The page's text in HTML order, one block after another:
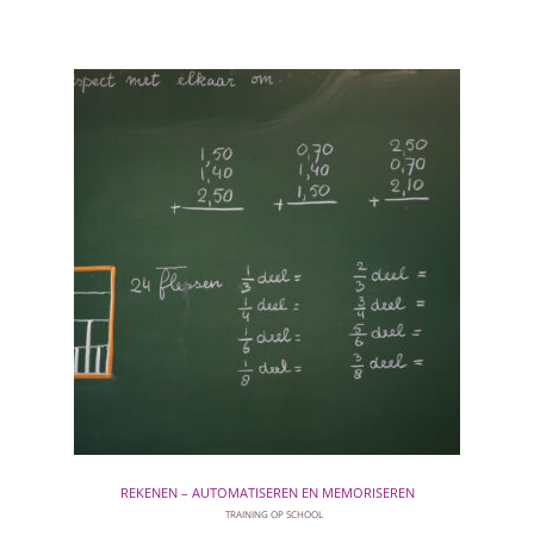
REKENEN – AUTOMATISEREN EN MEMORISEREN
TRAINING OP SCHOOL